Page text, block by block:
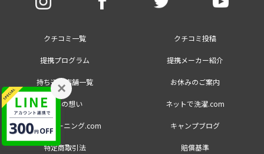
クチコミ一覧 クチコミ投稿
提携プログラム 提携メーカー紹介
持ち込み店舗一覧 お休みのご案内
創業の想い ネットで洗濯.com
大量クリーニング.com キャンプブログ
特定商取引法 賠償基準
×